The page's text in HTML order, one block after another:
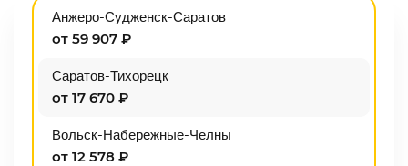
Анжеро-Судженск-Саратов
от 59 907 ₽
Саратов-Тихорецк
от 17 670 ₽
Вольск-Набережные-Челны
от 12 578 ₽